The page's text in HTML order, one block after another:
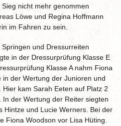
nicht mehr genommen
Löwe und Regina Hoffmann
im Fahren zu sein.
und Dressurreiten
in der Dressurprüfung Klasse E
Klasse A nahm Fiona
der Wertung der Junioren und
kam Sarah Eeten auf Platz 2
der Wertung der Reiter siegten
Hintze und Lucie Werners. Bei der
Fiona Woodson vor Lisa Hüting.